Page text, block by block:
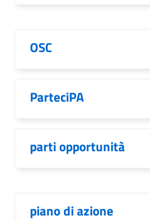
OSC
ParteciPA
parti opportunità
piano di azione